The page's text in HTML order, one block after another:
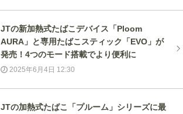
JTの新加熱式たばこデバイス「Ploom
AURA」と専用たばこスティック「EVO」が
発売！4つのモード搭載でより便利に
2025年6月4日 12:30
JTの加熱式たばこ「プルーム」シリーズに最